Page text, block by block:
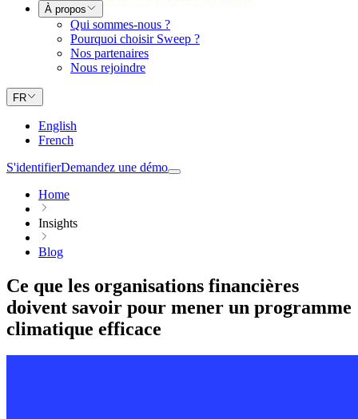
À propos
Qui sommes-nous ?
Pourquoi choisir Sweep ?
Nos partenaires
Nous rejoindre
FR
English
French
S'identifierDemandez une démo
Home
Insights
Blog
Ce que les organisations financières
doivent savoir pour mener un programme
climatique efficace